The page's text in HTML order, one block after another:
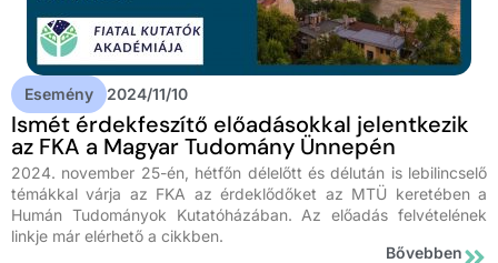
Esemény 2024/11/10
Ismét érdekfeszítő előadásokkal jelentkezik
az FKA a Magyar Tudomány Ünnepén
2024. november 25-én, hétfőn délelőtt és délután is lebilincselő
témákkal várja az FKA az érdeklődőket az MTÜ keretében a
Humán Tudományok Kutatóházában. Az előadás felvételének
linkje már elérhető a cikkben.
Bővebben